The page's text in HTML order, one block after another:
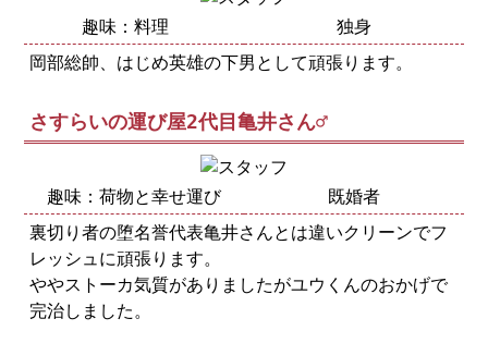
趣味：料理
独身
岡部総帥、はじめ英雄の下男として頑張ります。
さすらいの運び屋2代目亀井さん♂
趣味：荷物と幸せ運び
既婚者
裏切り者の堕名誉代表亀井さんとは違いクリーンでフ
レッシュに頑張ります。
ややストーカ気質がありましたがユウくんのおかげで
完治しました。